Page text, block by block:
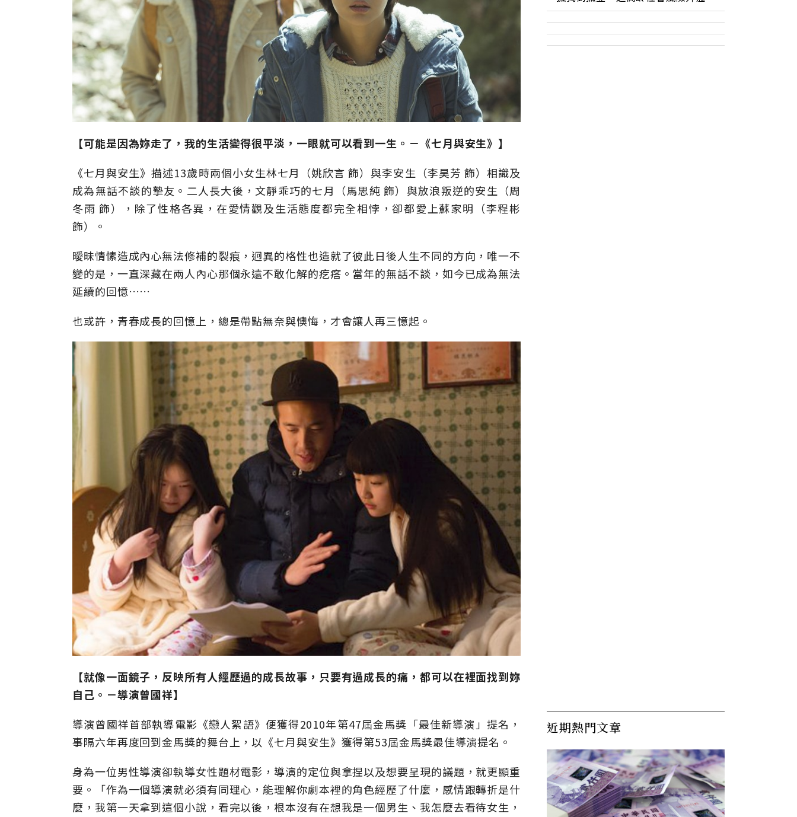
【可能是因為妳走了，我的生活變得很平淡，一眼就可以看到一生。－《七月與安生》】
《七月與安生》描述13歲時兩個小女生林七月（姚欣言 飾）與李安生（李昊芳 飾）相識及
成為無話不談的摯友。二人長大後，文靜乖巧的七月（馬思純 飾）與放浪叛逆的安生（周
冬雨 飾），除了性格各異，在愛情觀及生活態度都完全相悖，卻都愛上蘇家明（李程彬
飾）。
曖昧情愫造成內心無法修補的裂痕，迥異的格性也造就了彼此日後人生不同的方向，唯一不
變的是，一直深藏在兩人內心那個永遠不敢化解的疙瘩。當年的無話不談，如今已成為無法
延續的回憶……
也或許，青春成長的回憶上，總是帶點無奈與懊悔，才會讓人再三憶起。
【就像一面鏡子，反映所有人經歷過的成長故事，只要有過成長的痛，都可以在裡面找到妳
自己。－導演曾國祥】
導演曾國祥首部執導電影《戀人絮語》便獲得2010年第47屆金馬獎「最佳新導演」提名，
事隔六年再度回到金馬獎的舞台上，以《七月與安生》獲得第53屆金馬獎最佳導演提名。
身為一位男性導演卻執導女性題材電影，導演的定位與拿捏以及想要呈現的議題，就更顯重
要。「作為一個導演就必須有同理心，能理解你劇本裡的角色經歷了什麼，感情跟轉折是什
麼，我第一天拿到這個小說，看完以後，根本沒有在想我是一個男生、我怎麼去看待女生，
近期熱門文章